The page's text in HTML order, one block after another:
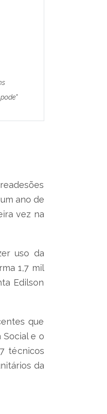
ano de
vez na
uso da
1,7 mil
Edilson
que
e o
técnicos
da